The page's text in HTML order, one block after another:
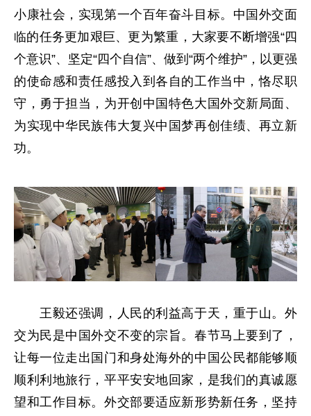
小康社会，实现第一个百年奋斗目标。中国外交面
临的任务更加艰巨、更为繁重，大家要不断增强“四
个意识”、坚定“四个自信”、做到“两个维护”，以更强
的使命感和责任感投入到各自的工作当中，恪尽职
守，勇于担当，为开创中国特色大国外交新局面、
为实现中华民族伟大复兴中国梦再创佳绩、再立新
功。
王毅还强调，人民的利益高于天，重于山。外
交为民是中国外交不变的宗旨。春节马上要到了，
让每一位走出国门和身处海外的中国公民都能够顺
顺利利地旅行，平平安安地回家，是我们的真诚愿
望和工作目标。外交部要适应新形势新任务，坚持